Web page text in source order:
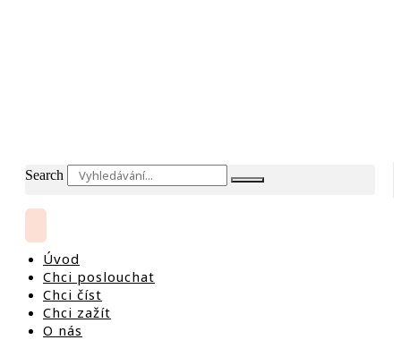
Search
Úvod
Chci poslouchat
Chci číst
Chci zažít
O nás